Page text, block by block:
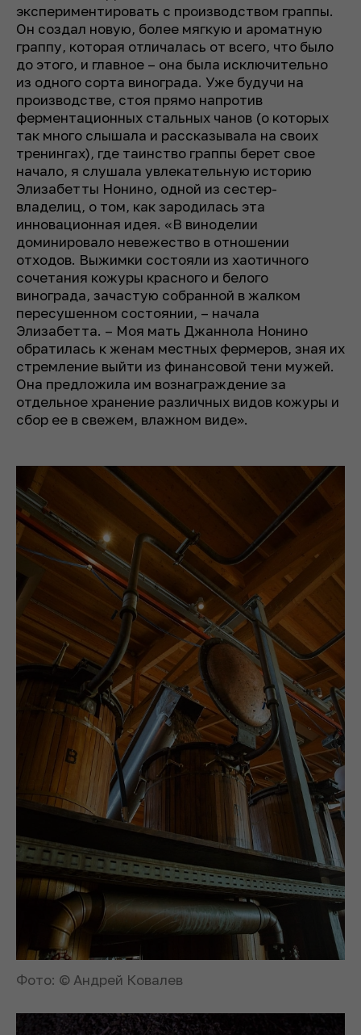
экспериментировать с производством граппы.
Он создал новую, более мягкую и ароматную
граппу, которая отличалась от всего, что было
до этого, и главное – она была исключительно
из одного сорта винограда. Уже будучи на
производстве, стоя прямо напротив
ферментационных стальных чанов (о которых
так много слышала и рассказывала на своих
тренингах), где таинство граппы берет свое
начало, я слушала увлекательную историю
Элизабетты Нонино, одной из сестер-
владелиц, о том, как зародилась эта
инновационная идея. «В виноделии
доминировало невежество в отношении
отходов. Выжимки состояли из хаотичного
сочетания кожуры красного и белого
винограда, зачастую собранной в жалком
пересушенном состоянии, – начала
Элизабетта. – Моя мать Джаннола Нонино
обратилась к женам местных фермеров, зная их
стремление выйти из финансовой тени мужей.
Она предложила им вознаграждение за
отдельное хранение различных видов кожуры и
сбор ее в свежем, влажном виде».
Фото: © Андрей Ковалев